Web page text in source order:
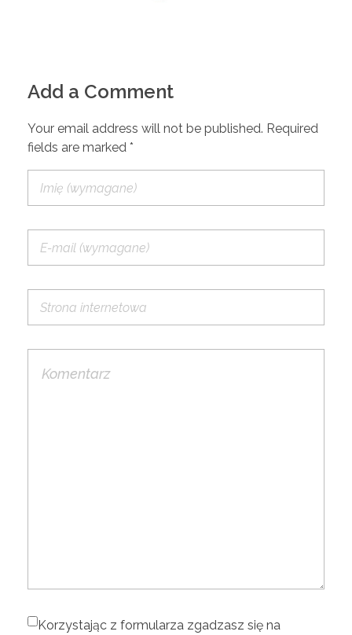
Add a Comment
Your email address will not be published. Required
fields are marked *
Korzystając z formularza zgadzasz się na